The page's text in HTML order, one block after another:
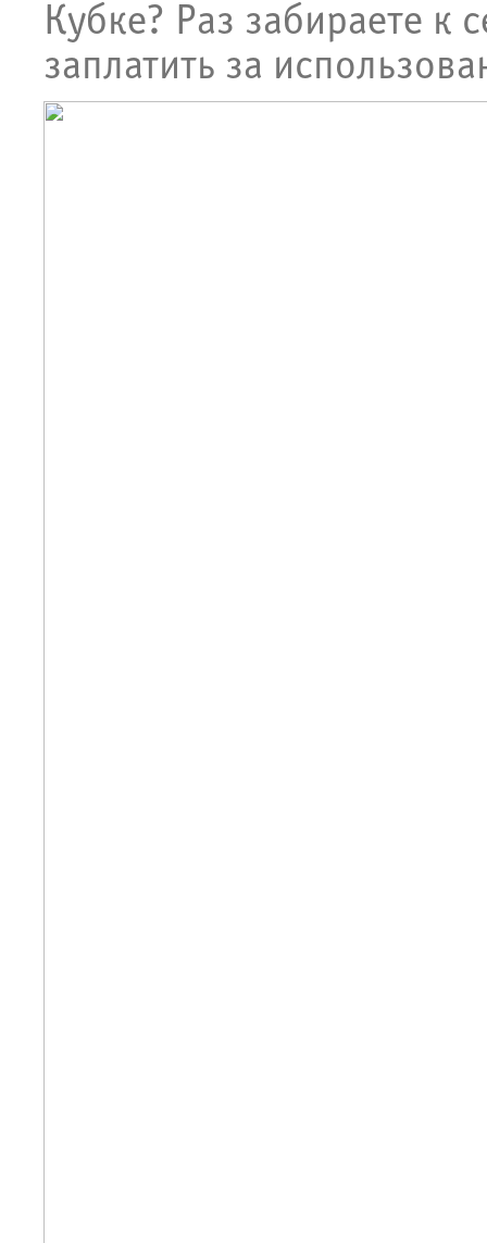
Кубке? Раз забираете к
заплатить за